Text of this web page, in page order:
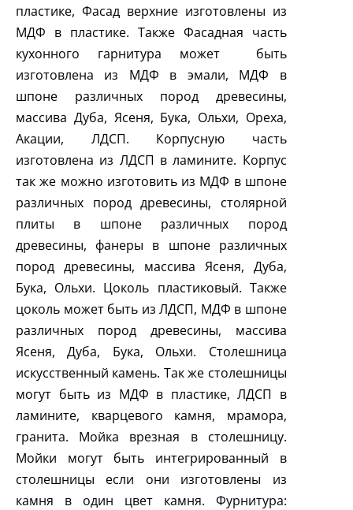
пластике, Фасад верхние изготовлены из
МДФ в пластике. Также Фасадная часть
кухонного гарнитура может быть
изготовлена из МДФ в эмали, МДФ в
шпоне различных пород древесины,
массива Дуба, Ясеня, Бука, Ольхи, Ореха,
Акации, ЛДСП. Корпусную часть
изготовлена из ЛДСП в ламините. Корпус
так же можно изготовить из МДФ в шпоне
различных пород древесины, столярной
плиты в шпоне различных пород
древесины, фанеры в шпоне различных
пород древесины, массива Ясеня, Дуба,
Бука, Ольхи. Цоколь пластиковый. Также
цоколь может быть из ЛДСП, МДФ в шпоне
различных пород древесины, массива
Ясеня, Дуба, Бука, Ольхи. Столешница
искусственный камень. Так же столешницы
могут быть из МДФ в пластике, ЛДСП в
ламините, кварцевого камня, мрамора,
гранита. Мойка врезная в столешницу.
Мойки могут быть интегрированный в
столешницы если они изготовлены из
камня в один цвет камня. Фурнитура: